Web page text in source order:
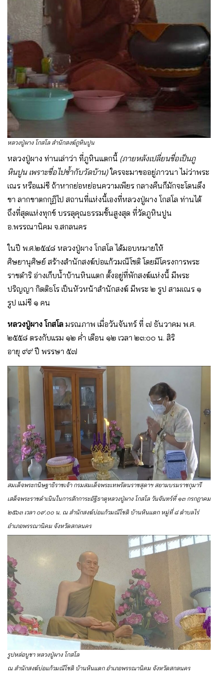
หลวงปู่ผาง โกสโล สำนักสงฆ์ภูหินปูน
หลวงปู่ผาง ท่านเล่าว่า ที่ภูหินแตกนี้ (ภายหลังเปลี่ยนชื่อเป็นภู
หินปูน เพราะชื่อไปซ้ำกับวัดบ้าน)ใครจะมาขออยู่ภาวนา ไม่ว่าพระ
เณร หรือแม่ชี ถ้าหากย่อหย่อนความเพียร กลางคืนก็มักจะโดนดึง
ขา ลากขาตกกุฏิไป สถานที่แห่งนี้เองที่หลวงปู่ผาง โกสโล ท่านได้
ถึงที่สุดแห่งทุกข์ บรรลุคุณธรรมขั้นสูงสุด ที่วัดภูหินปูน
อ.พรรณานิคม จ.สกลนคร
ในปี พ.ศ.๒๕๔๘ หลวงปู่ผาง โกสโล ได้มอบหมายให้
ศิษยานุศิษย์ สร้างสำนักสงฆ์บ่อแก้วมณีโชติ โดยมีโครงการพระ
ราชดำริ อ่างเก็บน้ำบ้านหินแตก ตั้งอยู่ที่พักสงฆ์แห่งนี้ มีพระ
ปริญญา กิตติธโร เป็นหัวหน้าสำนักสงฆ์ มีพระ ๒ รูป สามเณร ๑
รูป แม่ชี ๑ คน
หลวงปู่ผาง โกสโล มรณภาพ เมื่อวันจันทร์ ที่ ๗ ธันวาคม พ.ศ.
๒๕๕๘ ตรงกับแรม ๑๒ ค่ำ เดือน ๑๒ เวลา ๒๓:๐๐ น. สิริ
อายุ ๙๙ ปี พรรษา ๕๗
สมเด็จพระกนิษฐาธิราชเจ้า กรมสมเด็จพระเทพรัตนราชสุดาฯ สยามบรมราชกุมารี
เสด็จพระราชดำเนินในการสักการะอัฐิธาตุหลวงปู่ผาง โกสโล วันจันทร์ที่ ๑๓ กรกฎาคม
๒๕๖๓ เวลา ๐๙.๐๐ น. ณ สำนักสงฆ์บ่อแก้วมณีโชติ บ้านหินแตก หมู่ที่ ๘ ตำบลไร่
อำเภอพรรณานิคม จังหวัดสกลนคร
รูปหล่อบูชา หลวงปู่ผาง โกสโล
ณ สำนักสงฆ์บ่อแก้วมณีโชติ บ้านหินแตก อำเภอพรรณานิคม จังหวัดสกลนคร